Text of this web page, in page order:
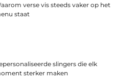
verse vis steeds vaker op het
staat
slingers die elk
sterker maken